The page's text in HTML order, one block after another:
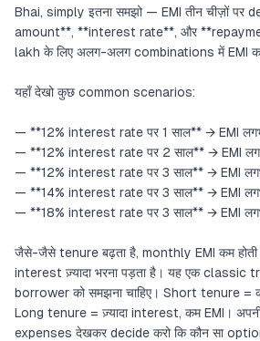
Bhai, simply इतना समझो — EMI तीन चीज़ों पर
amount**, **interest rate**, और
lakh के लिए अलग-अलग combinations में EMI
यहाँ देखो कुछ common scenarios:
— **12% interest rate पर 1 साल** → EMI
— **12% interest rate पर 2 साल** → EMI
— **12% interest rate पर 3 साल** → EMI
— **14% interest rate पर 3 साल** → EMI
— **18% interest rate पर 3 साल** → EMI
जैसे-जैसे tenure बढ़ता है, monthly EMI कम
interest ज़्यादा भरना पड़ता है। यह एक classic
borrower को समझना चाहिए। Short tenure =
Long tenure = ज़्यादा interest, कम EMI।
expenses देखकर decide करो कि कौन सा option